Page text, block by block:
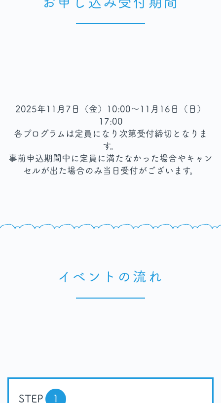
2025年11月7日（金）10:00～11月16日（日）
17:00
各プログラムは定員になり次第受付締切となりま
す。
事前申込期間中に定員に満たなかった場合やキャン
セルが出た場合のみ当日受付がございます。
イベントの流れ
STEP 1